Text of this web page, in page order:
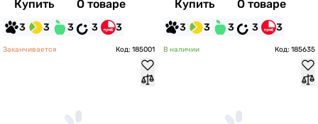
Купить О товаре
3 3 3 3 3
Купить О товаре
3 3 3 3 3
Заканчивается Код: 185001 В наличии Код: 185635